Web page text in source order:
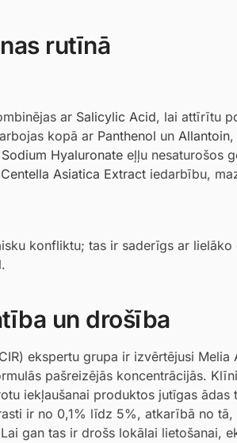
rutīnā
ar Salicylic Acid, lai attīrītu
kopā ar Panthenol un Allantoin,
Sodium Hyaluronate eļļu nesaturošos
Centella Asiatica Extract iedarbību,
konfliktu; tas ir saderīgs ar
.
un drošība
ekspertu grupa ir izvērtējusi
pašreizējās koncentrācijās.
iekļaušanai produktos jutīgas
ir no 0,1% līdz 5%, atkarībā no
gan tas ir drošs lokālai lietošanai,